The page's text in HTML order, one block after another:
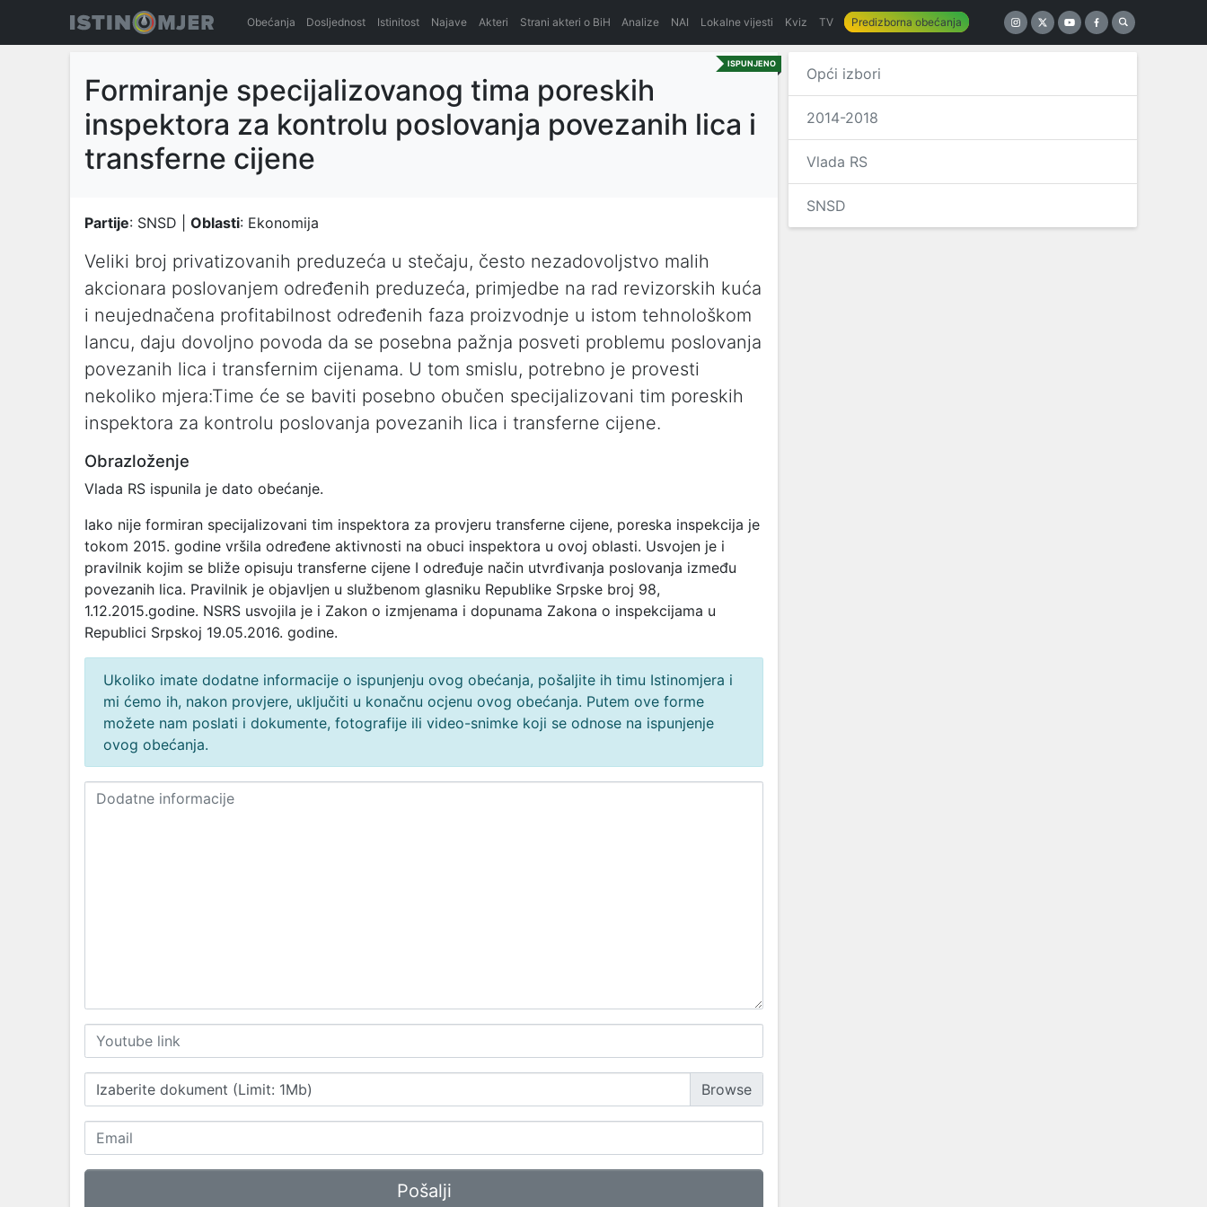
Obećanja Dosljednost Istinitost Najave Akteri Strani akteri o BiH Analize NAI Lokalne vijesti Kviz TV Predizborna obećanja
ISPUNJENO
Formiranje specijalizovanog tima poreskih
inspektora za kontrolu poslovanja povezanih lica i
transferne cijene
Partije: SNSD | Oblasti: Ekonomija
Veliki broj privatizovanih preduzeća u stečaju, često nezadovoljstvo malih
akcionara poslovanjem određenih preduzeća, primjedbe na rad revizorskih kuća
i neujednačena profitabilnost određenih faza proizvodnje u istom tehnološkom
lancu, daju dovoljno povoda da se posebna pažnja posveti problemu poslovanja
povezanih lica i transfernim cijenama. U tom smislu, potrebno je provesti
nekoliko mjera:Time će se baviti posebno obučen specijalizovani tim poreskih
inspektora za kontrolu poslovanja povezanih lica i transferne cijene.
Obrazloženje
Vlada RS ispunila je dato obećanje.
Iako nije formiran specijalizovani tim inspektora za provjeru transferne cijene, poreska inspekcija je
tokom 2015. godine vršila određene aktivnosti na obuci inspektora u ovoj oblasti. Usvojen je i
pravilnik kojim se bliže opisuju transferne cijene I određuje način utvrđivanja poslovanja između
povezanih lica. Pravilnik je objavljen u službenom glasniku Republike Srpske broj 98,
1.12.2015.godine. NSRS usvojila je i Zakon o izmjenama i dopunama Zakona o inspekcijama u
Republici Srpskoj 19.05.2016. godine.
Ukoliko imate dodatne informacije o ispunjenju ovog obećanja, pošaljite ih timu Istinomjera i
mi ćemo ih, nakon provjere, uključiti u konačnu ocjenu ovog obećanja. Putem ove forme
možete nam poslati i dokumente, fotografije ili video-snimke koji se odnose na ispunjenje
ovog obećanja.
Izaberite dokument (Limit: 1Mb)
Opći izbori
2014-2018
Vlada RS
SNSD